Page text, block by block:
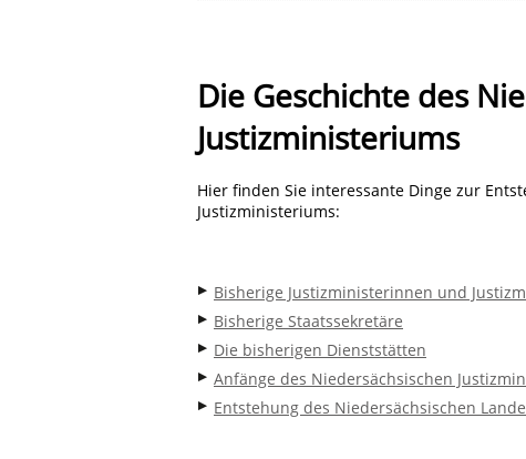
Die Geschichte des
Justizministeriums
Hier finden Sie interessante Dinge zur
Justizministeriums:
Bisherige Justizministerinnen und
Bisherige Staatssekretäre
Die bisherigen Dienststätten
Anfänge des Niedersächsischen
Entstehung des Niedersächsischen